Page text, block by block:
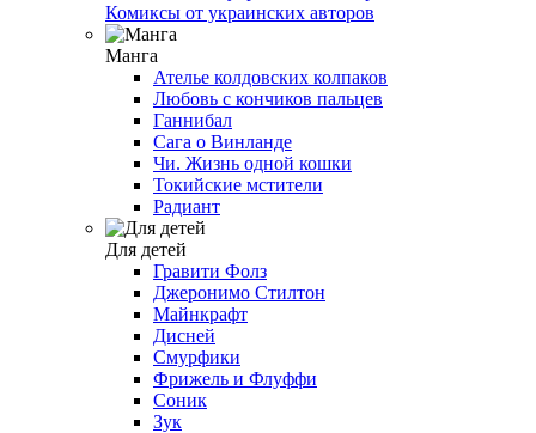
Комиксы от украинских авторов
Манга
Ателье колдовских колпаков
Любовь с кончиков пальцев
Ганнибал
Сага о Винланде
Чи. Жизнь одной кошки
Токийские мстители
Радиант
Для детей
Гравити Фолз
Джеронимо Стилтон
Майнкрафт
Дисней
Смурфики
Фрижель и Флуффи
Соник
Зук